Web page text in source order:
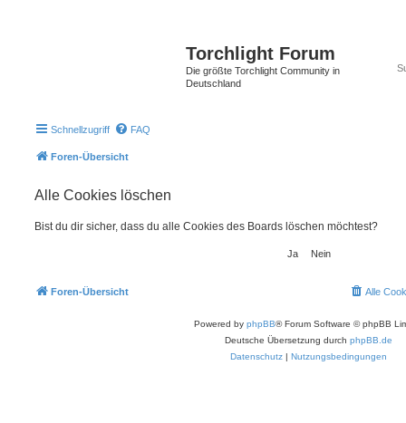
Torchlight Forum
Die größte Torchlight Community in
Deutschland
Schnellzugriff FAQ
Foren-Übersicht
Alle Cookies löschen
Bist du dir sicher, dass du alle Cookies des Boards löschen möchtest?
Foren-Übersicht Alle
Powered by phpBB® Forum Software © phpBB
Deutsche Übersetzung durch phpBB.de
Datenschutz | Nutzungsbedingungen